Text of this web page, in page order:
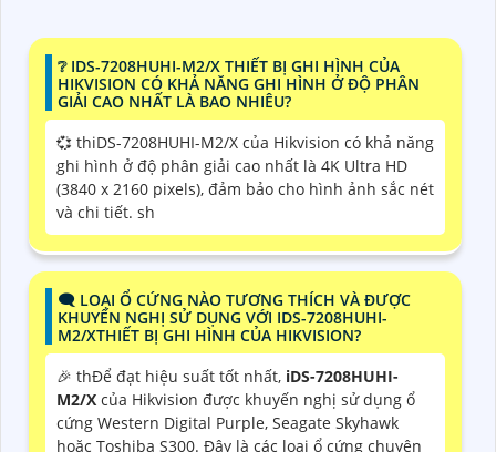
❔ IDS-7208HUHI-M2/X THIẾT BỊ GHI HÌNH CỦA
HIKVISION CÓ KHẢ NĂNG GHI HÌNH Ở ĐỘ PHÂN
GIẢI CAO NHẤT LÀ BAO NHIÊU?
💞 thiDS-7208HUHI-M2/X của Hikvision có khả năng
ghi hình ở độ phân giải cao nhất là 4K Ultra HD
(3840 x 2160 pixels), đảm bảo cho hình ảnh sắc nét
và chi tiết. sh
🗨️ LOẠI Ổ CỨNG NÀO TƯƠNG THÍCH VÀ ĐƯỢC
KHUYẾN NGHỊ SỬ DỤNG VỚI IDS-7208HUHI-
M2/XTHIẾT BỊ GHI HÌNH CỦA HIKVISION?
️🎉 thĐể đạt hiệu suất tốt nhất, iDS-7208HUHI-
M2/X của Hikvision được khuyến nghị sử dụng ổ
cứng Western Digital Purple, Seagate Skyhawk
hoặc Toshiba S300. Đây là các loại ổ cứng chuyên